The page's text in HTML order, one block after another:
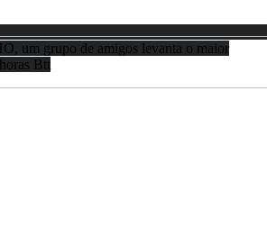
um grupo de amigos levanta o maior
Btt